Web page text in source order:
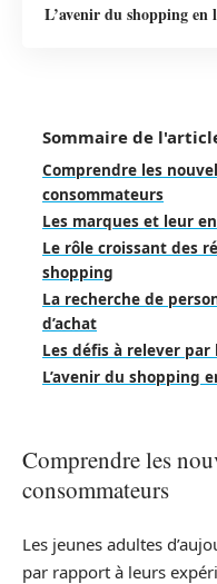
L’avenir du shopping en
Sommaire de
Comprendre les
consommateurs
Les marques et leur
Le rôle croissant des
shopping
La recherche de
d’achat
Les défis à relever par
L’avenir du shopping
Comprendre les
consommateurs
Les jeunes adultes
par rapport à leurs